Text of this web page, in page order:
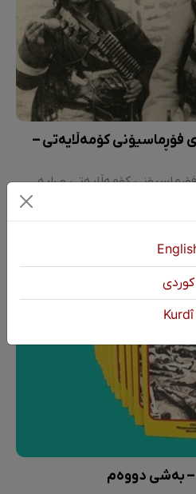
فۆڕماسیۆنی کۆمەڵایەتی –
“عەتا کەل” یاغییەک دژی فۆڕماسیۆنی کۆمەڵایەتی و ڕابەری ڕاپەڕینێک دژی دەسەڵاتی پاشایەتی
– بەشی دووەم
كوردی
Kurdî